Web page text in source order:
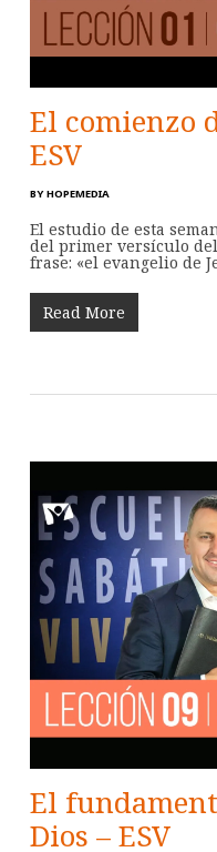
El comienzo
ESV
BY HOPEMEDIA
El estudio de esta
del primer versículo
frase: «el evangelio de
Read More
El
Dios – ESV